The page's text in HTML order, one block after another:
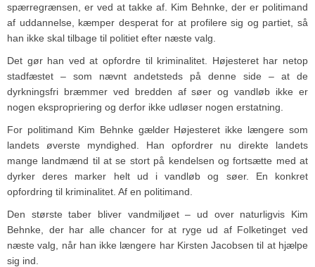
spærregrænsen, er ved at takke af. Kim Behnke, der er politimand
af uddannelse, kæmper desperat for at profilere sig og partiet, så
han ikke skal tilbage til politiet efter næste valg.
Det gør han ved at opfordre til kriminalitet. Højesteret har netop
stadfæstet – som nævnt andetsteds på denne side – at de
dyrkningsfri bræmmer ved bredden af søer og vandløb ikke er
nogen ekspropriering og derfor ikke udløser nogen erstatning.
For politimand Kim Behnke gælder Højesteret ikke længere som
landets øverste myndighed. Han opfordrer nu direkte landets
mange landmænd til at se stort på kendelsen og fortsætte med at
dyrker deres marker helt ud i vandløb og søer. En konkret
opfordring til kriminalitet. Af en politimand.
Den største taber bliver vandmiljøet – ud over naturligvis Kim
Behnke, der har alle chancer for at ryge ud af Folketinget ved
næste valg, når han ikke længere har Kirsten Jacobsen til at hjælpe
sig ind.